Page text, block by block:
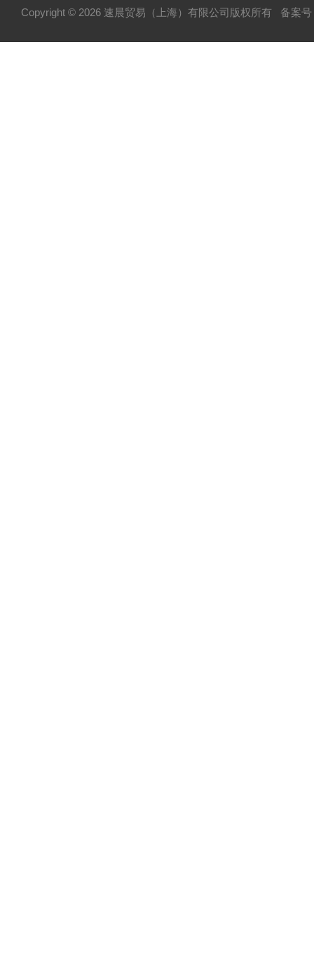
Copyright © 2026 速晨贸易（上海）有限公司版权所有 备案号